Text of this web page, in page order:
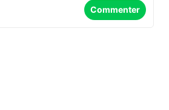
Commenter